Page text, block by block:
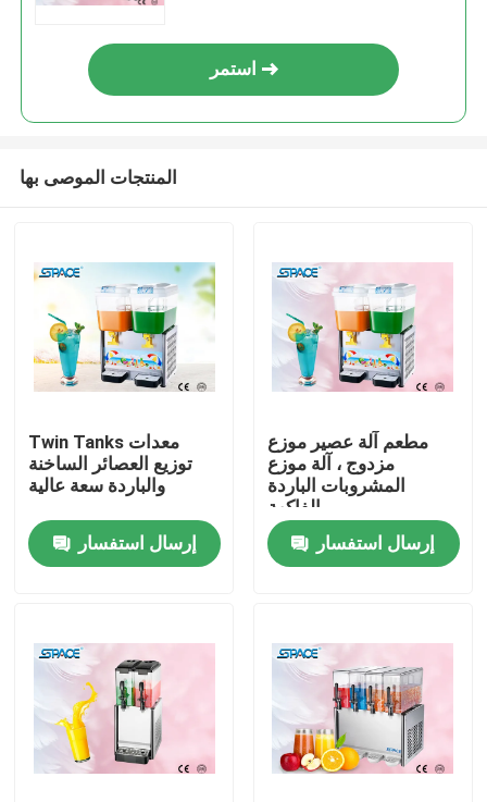
حول بنا
إتصال
استمر
المنتجات الموصى بها
Twin Tanks معدات
توزيع العصائر الساخنة
والباردة سعة عالية
إرسال استفسار
مطعم آلة عصير موزع
مزدوج ، آلة موزع
المشروبات الباردة
الفاكهة
إرسال استفسار